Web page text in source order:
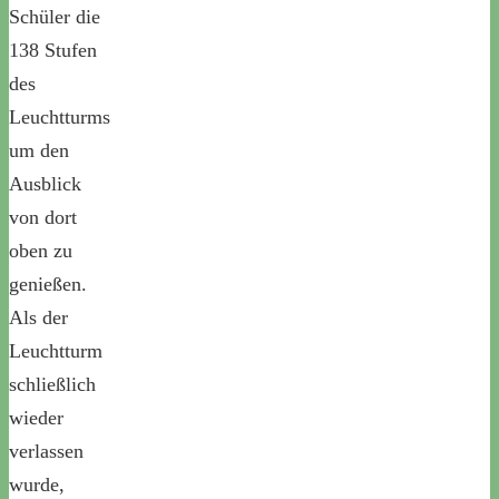
Schüler die
138 Stufen
des
Leuchtturms
um den
Ausblick
von dort
oben zu
genießen.
Als der
Leuchtturm
schließlich
wieder
verlassen
wurde,